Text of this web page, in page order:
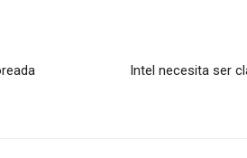
Intel necesita ser